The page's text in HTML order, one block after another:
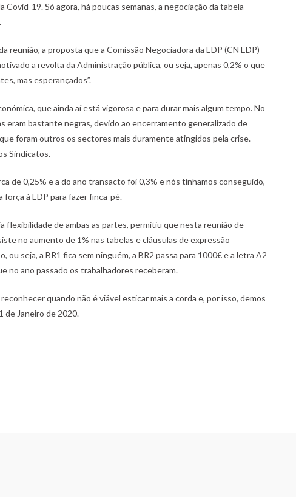
19. Só agora, há poucas semanas, a negociação da tabela
a proposta que a Comissão Negociadora da EDP (CN EDP)
a revolta da Administração pública, ou seja, apenas 0,2% o que
mas esperançados”.
que ainda aí está vigorosa e para durar mais algum tempo. No
eram bastante negras, devido ao encerramento generalizado de
foram outros os sectores mais duramente atingidos pela crise.
Sindicatos.
de 0,25% e a do ano transacto foi 0,3% e nós tínhamos conseguido,
à EDP para fazer finca-pé.
flexibilidade de ambas as partes, permitiu que nesta reunião de
no aumento de 1% nas tabelas e cláusulas de expressão
ou seja, a BR1 fica sem ninguém, a BR2 passa para 1000€ e a letra A2
no ano passado os trabalhadores receberam.
quando não é viável esticar mais a corda e, por isso, demos
de Janeiro de 2020.